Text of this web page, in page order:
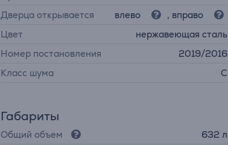
Дверца открывается
влево
, вправо
Цвет
нержавеющая сталь
Номер постановления
2019/2016
Класс шума
C
Габариты
Общий объем
632 л